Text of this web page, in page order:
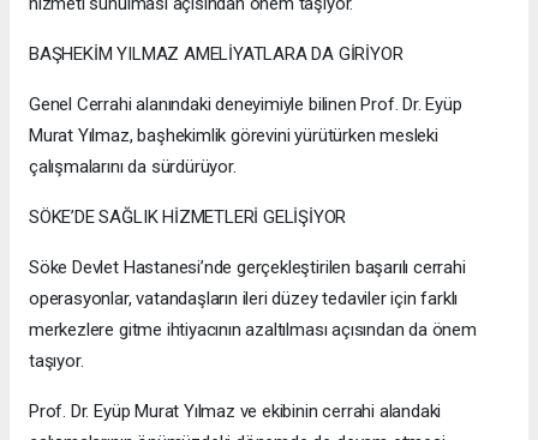
BAŞHEKİM YILMAZ AMELİYATLARA DA GİRİYOR
Genel Cerrahi alanındaki deneyimiyle bilinen Prof. Dr. Eyüp
Murat Yılmaz, başhekimlik görevini yürütürken mesleki
çalışmalarını da sürdürüyor.
SÖKE’DE SAĞLIK HİZMETLERİ GELİŞİYOR
Söke Devlet Hastanesi’nde gerçekleştirilen başarılı cerrahi
operasyonlar, vatandaşların ileri düzey tedaviler için farklı
merkezlere gitme ihtiyacının azaltılması açısından da önem
taşıyor.
Prof. Dr. Eyüp Murat Yılmaz ve ekibinin cerrahi alandaki